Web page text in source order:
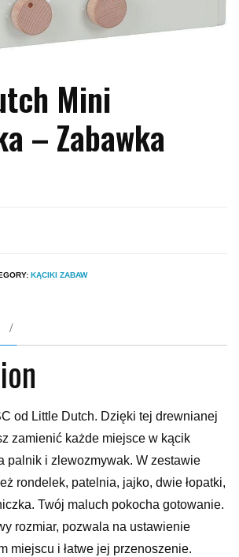
Mini
– Zabawka
KĄCIKI ZABAW
od Little Dutch. Dzięki tej drewnianej
zamienić każde miejsce w kącik
palnik i zlewozmywak. W zestawie
rondelek, patelnia, jajko, dwie łopatki,
Twój maluch pokocha gotowanie.
rozmiar, pozwala na ustawienie
miejscu i łatwe jej przenoszenie.